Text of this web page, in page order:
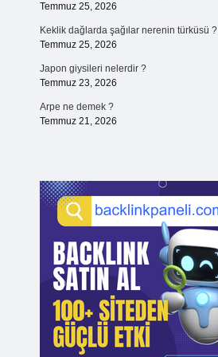
Temmuz 25, 2026
Keklik dağlarda şağılar nerenin türküsü ?
Temmuz 25, 2026
Japon giysileri nelerdir ?
Temmuz 23, 2026
Arpe ne demek ?
Temmuz 21, 2026